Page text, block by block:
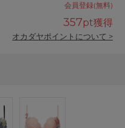
会員登録(無料)
357pt獲得
オカダヤポイントについて >